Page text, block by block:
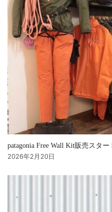
patagonia Free Wall Kit販売スタ
2026年2月20日